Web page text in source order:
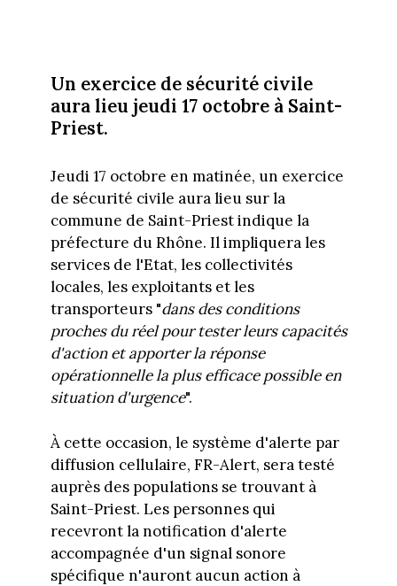
Un exercice de sécurité civile
aura lieu jeudi 17 octobre à Saint-
Priest.
Jeudi 17 octobre en matinée, un exercice
de sécurité civile aura lieu sur la
commune de Saint-Priest indique la
préfecture du Rhône. Il impliquera les
services de l'Etat, les collectivités
locales, les exploitants et les
transporteurs "dans des conditions
proches du réel pour tester leurs capacités
d'action et apporter la réponse
opérationnelle la plus efficace possible en
situation d'urgence".
À cette occasion, le système d'alerte par
diffusion cellulaire, FR-Alert, sera testé
auprès des populations se trouvant à
Saint-Priest. Les personnes qui
recevront la notification d'alerte
accompagnée d'un signal sonore
spécifique n'auront aucun action à